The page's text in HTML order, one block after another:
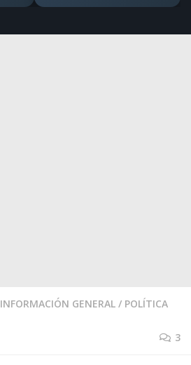
INFORMACIÓN GENERAL / POLÍTICA
3